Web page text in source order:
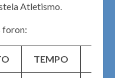
Atletismo.
foron:
TEMPO